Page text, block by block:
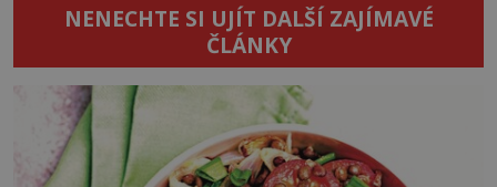
NENECHTE SI UJÍT DALŠÍ ZAJÍMAVÉ
ČLÁNKY